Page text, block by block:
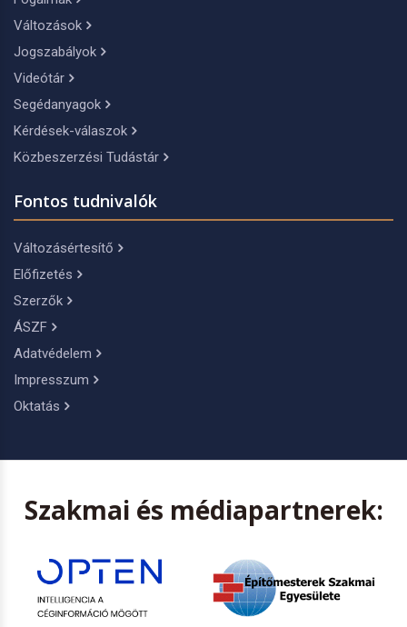
Változások
Jogszabályok
Videótár
Segédanyagok
Kérdések-válaszok
Közbeszerzési Tudástár
Fontos tudnivalók
Változásértesítő
Előfizetés
Szerzők
ÁSZF
Adatvédelem
Impresszum
Oktatás
Szakmai és médiapartnerek: